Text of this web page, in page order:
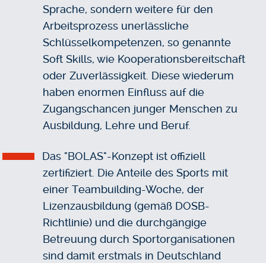
Sprache, sondern weitere für den
Arbeitsprozess unerlässliche
Schlüsselkompetenzen, so genannte
Soft Skills, wie Kooperationsbereitschaft
oder Zuverlässigkeit. Diese wiederum
haben enormen Einfluss auf die
Zugangschancen junger Menschen zu
Ausbildung, Lehre und Beruf.
Das "BOLAS"-Konzept ist offiziell
zertifiziert. Die Anteile des Sports mit
einer Teambuilding-Woche, der
Lizenzausbildung (gemäß DOSB-
Richtlinie) und die durchgängige
Betreuung durch Sportorganisationen
sind damit erstmals in Deutschland